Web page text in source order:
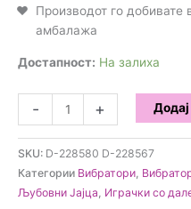
Производот го добивате
амбалажа
Достапност: На залиха
-
Rewolution
-
Rewovo
вибратор
за
парови
+
SKU: D-228580 D-228567
Категории Вибратори
Љубовни Јајца Играчки со